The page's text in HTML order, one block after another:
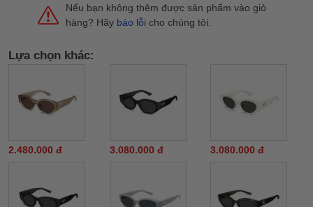
Nếu bạn không thêm được sản phẩm vào giỏ
hàng? Hãy báo lỗi cho chúng tôi.
Lựa chọn khác:
2.480.000 đ 3.080.000 đ 3.080.000 đ